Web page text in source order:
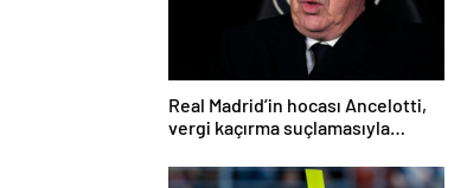
Real Madrid’in hocası Ancelotti,
vergi kaçırma suçlamasıyla